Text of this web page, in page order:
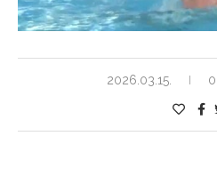
2026.03.15.